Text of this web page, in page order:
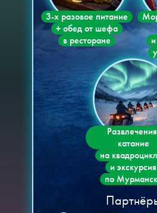
3-х разовое питание
+ обед от шефа
в ресторане
катание
на
и экскурсия
по